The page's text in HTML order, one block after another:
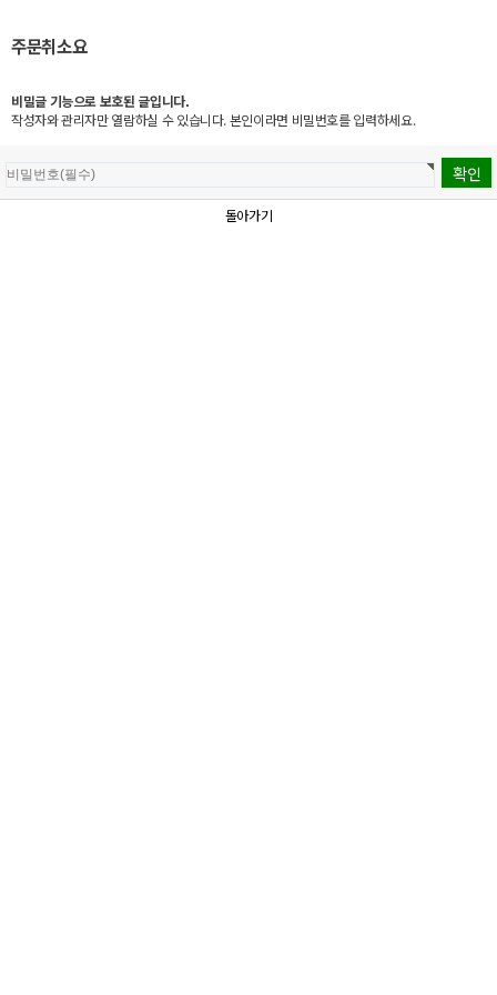
주문취소요
비밀글 기능으로 보호된 글입니다.
작성자와 관리자만 열람하실 수 있습니다. 본인이라면 비밀번호를 입력하세요.
돌아가기